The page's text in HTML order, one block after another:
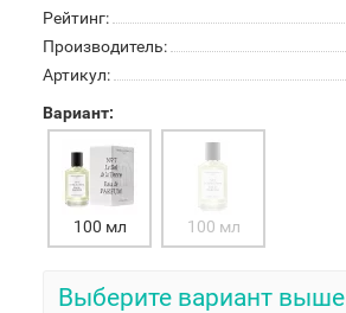
Рейтинг:
Производитель:
Артикул:
Вариант:
100 мл 100 мл
Выберите вариант выше